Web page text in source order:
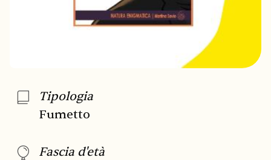
Tipologia
Fumetto
Fascia d'età